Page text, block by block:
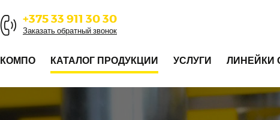
+375 33 911 30 30
Заказать обратный звонок
КОМПО КАТАЛОГ ПРОДУКЦИИ УСЛУГИ ЛИНЕЙКИ